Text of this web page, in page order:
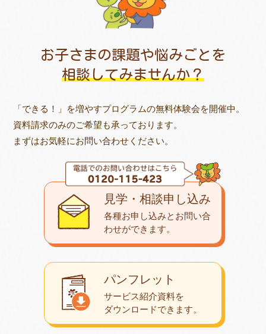
お子さまの課題や悩みごとを
相談してみませんか？
「できる！」を増やすプログラムの無料体験会を開催中。
資料請求のみのご希望も承っております。
まずはお気軽にお問い合わせください。
パンフレット
サービス紹介資料を
ダウンロードできます。
見学・相談申し込み
各種お申し込みとお問い合
わせができます。